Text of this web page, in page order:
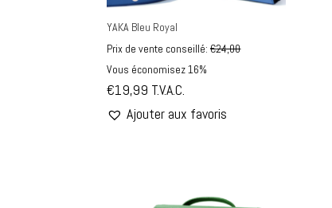
YAKA Bleu Royal
Prix de vente conseillé:€24,00
Vous économisez 16%
€19,99 T.V.A.C.
Ajouter aux favoris